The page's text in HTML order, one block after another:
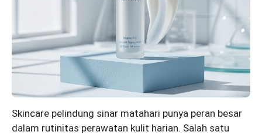
Skincare pelindung sinar matahari punya peran besar
dalam rutinitas perawatan kulit harian. Salah satu